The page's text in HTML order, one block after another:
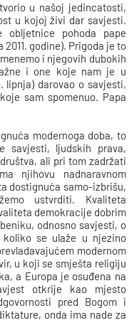
u našoj jedincatosti,
u kojoj živi dar savjesti.
obljetnice pohoda pape
godine). Prigoda je to
i njegovih dubokih
i one koje nam je u
lipnja) darovao o savjesti,
sam spomenuo. Papa
modernoga doba, to
savjesti, ljudskih prava,
ali pri tom zadržati
njihovu nadnaravnom
dostignuća samo-izbrišu,
ustvrditi. Kvaliteta
demokracije dobrim
odnosno savjesti, o
se ulaže u njezino
modernom
u koji se smješta religiju
a Europa je osuđena na
otkrije kao mjesto
pred Bogom i
onda ima nade za